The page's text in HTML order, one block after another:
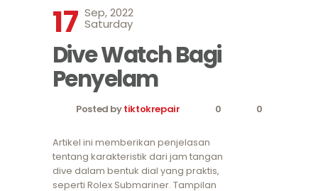
17 Sep, 2022
Saturday
Dive Watch Bagi
Penyelam
Posted bytiktokrepair 0 0
Artikel ini memberikan penjelasan
tentang karakteristik dari jam tangan
dive dalam bentuk dial yang praktis,
seperti Rolex Submariner. Tampilan